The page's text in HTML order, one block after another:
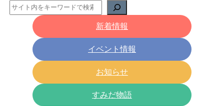
新着情報
イベント情報
お知らせ
すみだ物語